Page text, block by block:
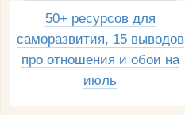
50+ ресурсов для
саморазвития, 15 выводов
про отношения и обои на
июль